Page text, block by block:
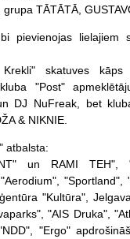
TĀTĀTĀ,
pievienojas lielajiem
skatuves
"Post"
DJ NuFreak, bet
& NIKNIE.
atbalsta:
un RAMI TEH",
"Sportland",
"Kultūra",
"AIS Druka",
"Ergo"